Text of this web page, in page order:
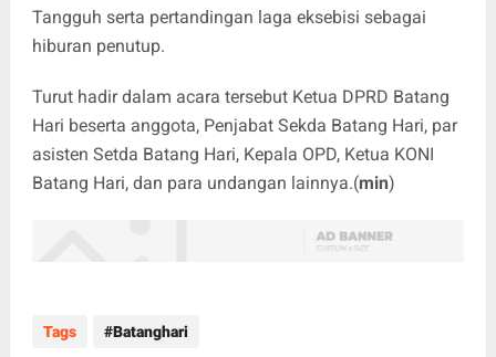
Tangguh serta pertandingan laga eksebisi sebagai
hiburan penutup.
Turut hadir dalam acara tersebut Ketua DPRD Batang
Hari beserta anggota, Penjabat Sekda Batang Hari, par
asisten Setda Batang Hari, Kepala OPD, Ketua KONI
Batang Hari, dan para undangan lainnya.(min)
Tags Batanghari